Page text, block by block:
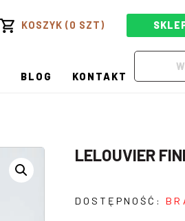
KOSZYK (0 SZT)
BLOG KONTAKT
LELOUVIER
DOSTĘPNOŚĆ: